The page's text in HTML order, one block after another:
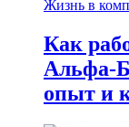
Жизнь в
Как
Альфа-
опыт и